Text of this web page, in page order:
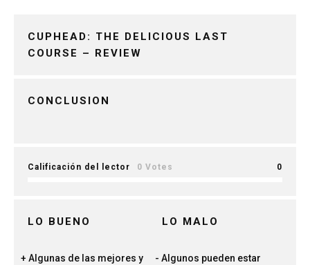
CUPHEAD: THE DELICIOUS LAST
COURSE – REVIEW
CONCLUSION
Calificación del lector 0 Votes 0
LO BUENO
Algunas de las mejores y
LO MALO
Algunos pueden estar